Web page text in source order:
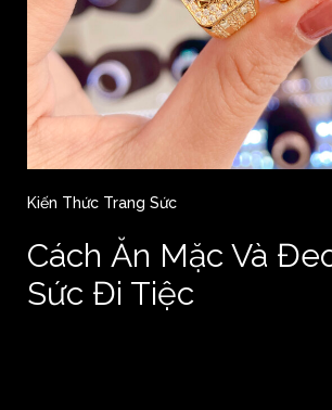
Kiến Thức Trang Sức
Cách Ăn Mặc Và
Sức Đi Tiệc